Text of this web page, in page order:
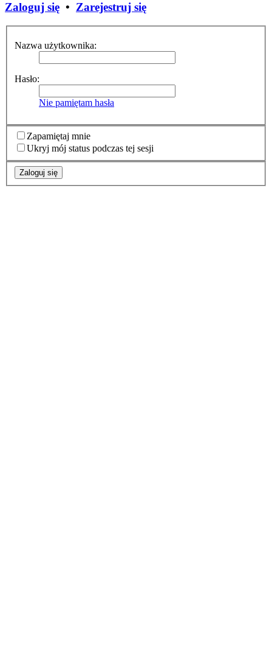
Zaloguj się • Zarejestruj się
Nazwa użytkownika:
Hasło:
Nie pamiętam hasła
Zapamiętaj mnie
Ukryj mój status podczas tej sesji